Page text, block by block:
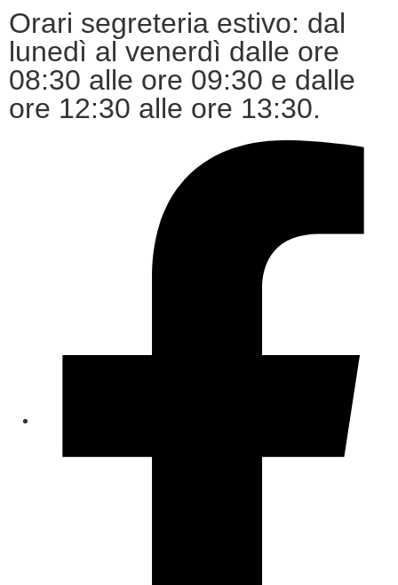
Orari segreteria estivo: dal
lunedì al venerdì dalle ore
08:30 alle ore 09:30 e dalle
ore 12:30 alle ore 13:30.